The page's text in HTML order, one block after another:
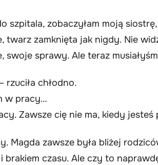
szpitala, zobaczyłam moją
twarz zamknięta jak nigdy. Nie
swoje sprawy. Ale teraz
rzuciła chłodno.
w pracy…
Zawsze cię nie ma, kiedy jesteś
Magda zawsze była bliżej
brakiem czasu. Ale czy to